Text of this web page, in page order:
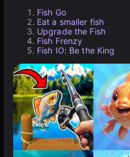
Fish Go
Eat a smaller fish
Upgrade the Fish
Fish Frenzy
Fish IO: Be the King